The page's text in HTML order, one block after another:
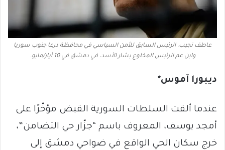
عاطف نجيب، الرئيس السابق للأمن السياسي في محافظة درعا جنوب سوريا
وابن عم الرئيس المخلوع بشار الأسد، في دمشق في 10 أيار/مايو.
ديبورا آموس*
عندما ألقت السلطات السورية القبض مؤخّرًا على
أمجد يوسف، المعروف باسم “جزّار حي التضامن”،
خرج سكان الحي الواقع في ضواحي دمشق إلى